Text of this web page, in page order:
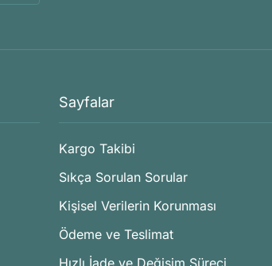
Sayfalar
Kargo Takibi
Sıkça Sorulan Sorular
Kişisel Verilerin Korunması
Ödeme ve Teslimat
Hızlı İade ve Değişim Süreci